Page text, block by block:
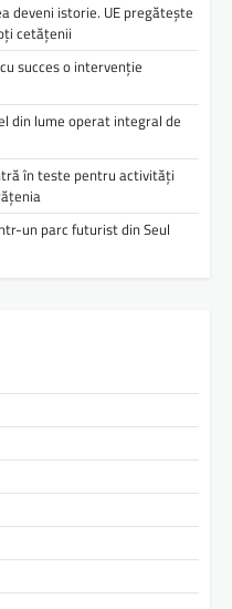
deveni istorie. UE pregătește
cetățenii
succes o intervenție
din lume operat integral de
în teste pentru activități
un parc futurist din Seul